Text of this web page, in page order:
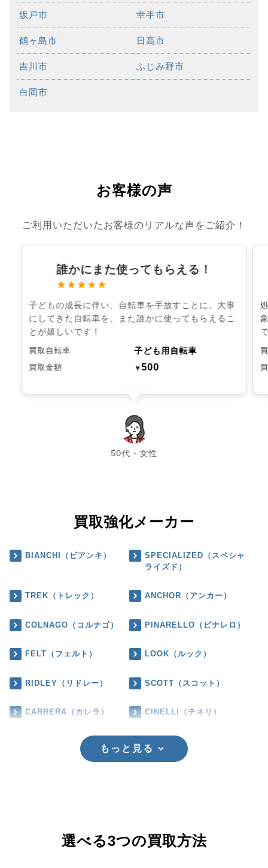
坂戸市 幸手市
鶴ヶ島市 日高市
吉川市 ふじみ野市
白岡市
お客様の声
ご利用いただいたお客様のリアルな声をご紹介！
誰かにまた使ってもらえる！
★★★★★
子どもの成長に伴い、自転車を手放すことに。大事
にしてきた自転車を、また誰かに使ってもらえるこ
とが嬉しいです！
買取自転車 子ども用自転車
買取金額 ￥500
50代・女性
chevron_left chevron_right
買取強化メーカー
BIANCHI（ビアンキ）
SPECIALIZED（スペシャ
ライズド）
TREK（トレック） ANCHOR（アンカー）
COLNAGO（コルナゴ） PINARELLO（ピナレロ）
FELT（フェルト） LOOK（ルック）
RIDLEY（リドレー） SCOTT（スコット）
CARRERA（カレラ） CINELLI（チネリ）
もっと見る
選べる3つの買取方法